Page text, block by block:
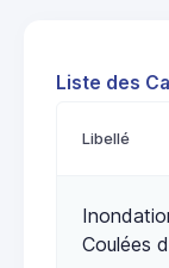
Liste des
Libellé
Coulées